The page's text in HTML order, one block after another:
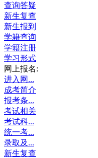
查询答疑
新生复查
新生报到
学籍查询
学籍注册
学习形式
网上报名:
进入网...
成考简介
报考条...
考试相关
考试科...
统一考...
录取及...
新生复查